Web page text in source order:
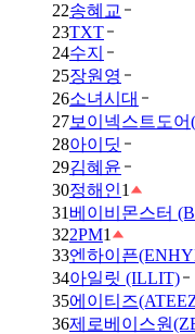
22송혜교
23TXT
24수지
25장원영
26소녀시대
27보이넥스트도
28아이딧
29김혜윤
30정해인1
31 베이비몬스터
322PM1
33엔하이픈
34아일릿 (ILLIT)
35에이티즈
36제로베이스원